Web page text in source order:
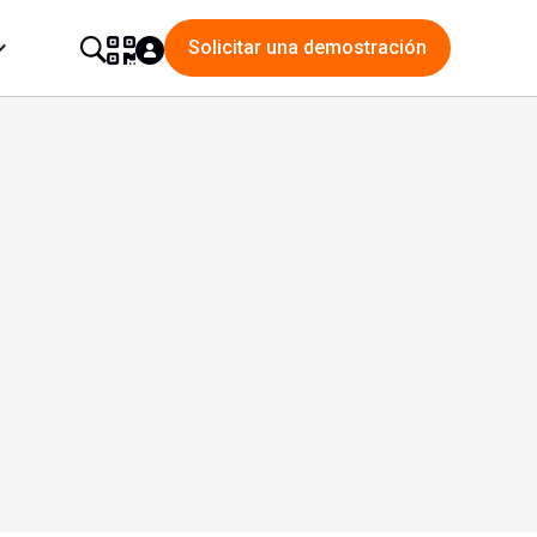
Solicitar una demostración